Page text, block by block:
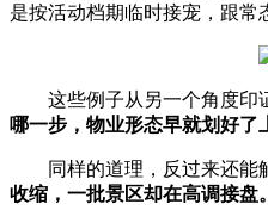
是按活动档期临时接宠，跟常
这些例子从另一个角度印
哪一步，物业形态早就划好了
同样的道理，反过来还能
收缩，一批景区却在高调接盘。